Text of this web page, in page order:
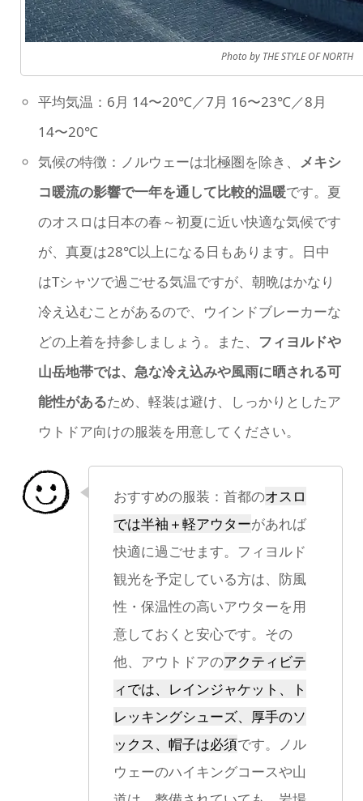
Photo by THE STYLE OF NORTH
平均気温：6月 14〜20℃／7月 16〜23℃／8月
14〜20℃
気候の特徴：ノルウェーは北極圏を除き、 メキシ
コ暖流の影響で一年を通して比較的温暖です。夏
のオスロは日本の春～初夏に近い快適な気候です
が、真夏は28℃以上になる日もあります。日中
はTシャツで過ごせる気温ですが、朝晩はかなり
冷え込むことがあるので、ウインドブレーカーな
どの上着を持参しましょう。また、 フィヨルドや
山岳地帯では、急な冷え込みや風雨に晒される可
能性があるため、軽装は避け、しっかりとしたア
ウトドア向けの服装を用意してください。
おすすめの服装：首都のオスロ
では半袖＋軽アウターがあれば
快適に過ごせます。フィヨルド
観光を予定している方は、防風
性・保温性の高いアウターを用
意しておくと安心です。その
他、アウトドアのアクティビテ
ィでは、レインジャケット、ト
レッキングシューズ、厚手のソ
ックス、帽子は必須です。ノル
ウェーのハイキングコースや山